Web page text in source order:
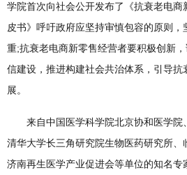
学院首次向社会公开发布了《抗衰老电商
皮书》呼吁政府应坚持审慎包容的原则
重;抗衰老电商新零售经营者要积极创新
信建设，推进构建社会共治体系，引导
展。
来自中国医学科学院北京协和医学院
清华大学长三角研究院生物医药研究所、
济南再生医学产业促进会等单位的知名